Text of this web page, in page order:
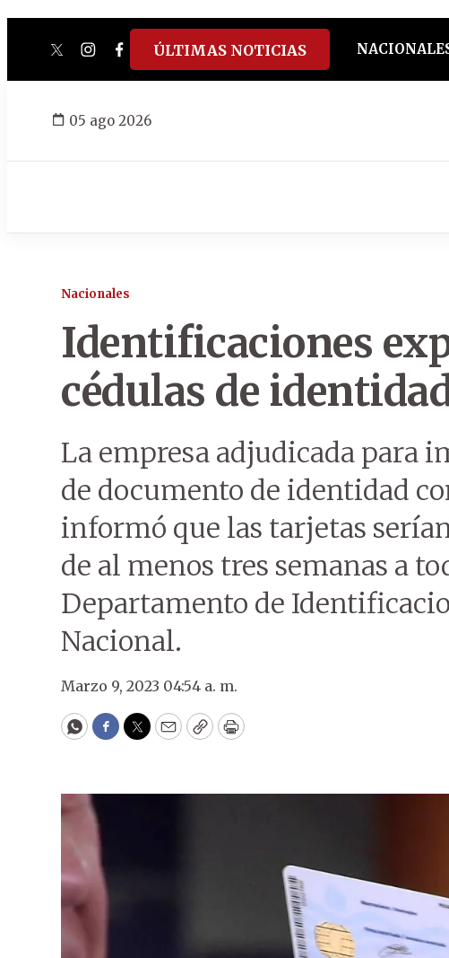
twitterinstagram
facebook
tiktokyoutube
spotify
ÚLTIMAS NOTICIAS
05 ago 2026
Nacionales
Identificaciones
cédulas de
La empresa adjudicada para
de documento de identidad
informó que las tarjetas
de al menos tres semanas a
Departamento de
Nacional.
Marzo 9, 2023 04:54 a. m.
WhatsApp
Facebook
Twitter
EmailCopyPrint